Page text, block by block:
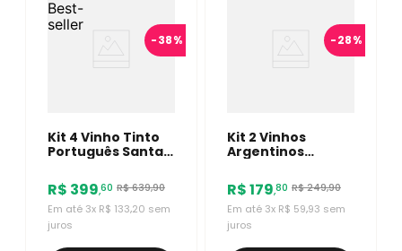
-38%
Kit 4 Vinho Tinto
Português Santa
DÃO 750ml
R$ 399,60 R$639,90
Em até 3x R$ 133,20 sem
juros
-28%
Kit 2 Vinhos
Argentinos
Tradición/
Revancha Malbec
R$179,80 R$249,90
Em até 3x R$ 59,93 sem
juros